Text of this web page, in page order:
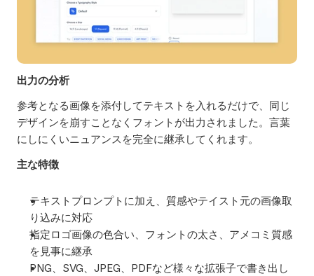
出力の分析
参考となる画像を添付してテキストを入れるだけで、同じ
デザインを崩すことなくフォントが出力されました。言葉
にしにくいニュアンスを完全に継承してくれます。
主な特徴
テキストプロンプトに加え、質感やテイスト元の画像取
り込みに対応
指定ロゴ画像の色合い、フォントの太さ、アメコミ質感
を見事に継承
PNG、SVG、JPEG、PDFなど様々な拡張子で書き出し